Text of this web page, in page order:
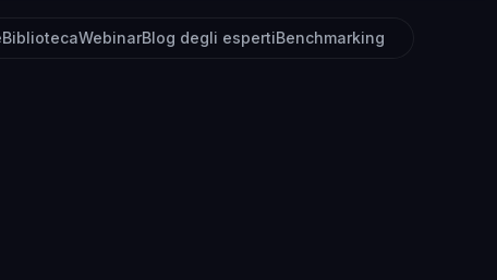
BibliotecaWebinarBlog degli espertiBenchmarking